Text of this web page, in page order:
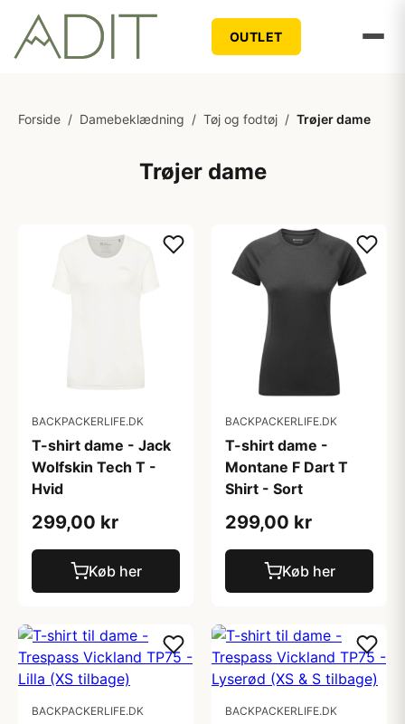
OUTLET
Forside / Damebeklædning / Tøj og fodtøj / Trøjer dame
Trøjer dame
BACKPACKERLIFE.DK
T-shirt dame - Jack
Wolfskin Tech T -
Hvid
299,00 kr
Køb her
BACKPACKERLIFE.DK
T-shirt dame -
Montane F Dart T
Shirt - Sort
299,00 kr
Køb her
BACKPACKERLIFE.DK BACKPACKERLIFE.DK